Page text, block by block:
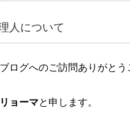
人について
ブログへのご訪問ありがとう
リョーマと申します。